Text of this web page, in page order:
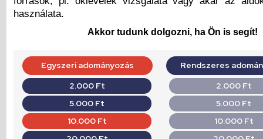
használata.
Akkor tudunk dolgozni, ha Ön is segít!